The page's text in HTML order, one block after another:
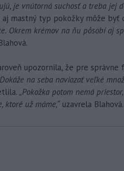
je vnútorná suchosť a treba jej
aj mastný typ pokožky môže byť
Okrem krémov na ňu pôsobí aj
upozornila, že pre
na seba naviazať veľké
„Pokožka potom nemá
ktoré už máme,“ uzavrela Blahová.